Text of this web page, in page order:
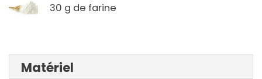
30 g de farine
Matériel